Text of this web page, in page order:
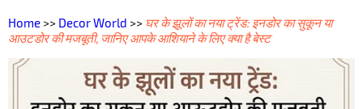
Home >> Decor World >> घर के झूलों का नया ट्रेंड: इनडोर का सुकून या
आउटडोर की मजबूती, जानिए आपके आशियाने के लिए क्या है बेस्ट